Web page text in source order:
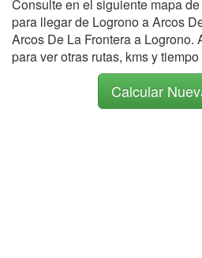
Consulte en el siguiente mapa
para llegar de Logrono a Arcos
Arcos De La Frontera a Logrono.
para ver otras rutas, kms y tiempo
Calcular